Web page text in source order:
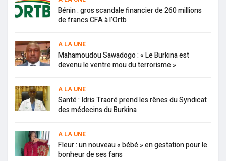
Bénin : gros scandale financier de 260 millions
de francs CFA à l’Ortb
A LA UNE
Mahamoudou Sawadogo : « Le Burkina est
devenu le ventre mou du terrorisme »
A LA UNE
Santé : Idris Traoré prend les rênes du Syndicat
des médecins du Burkina
A LA UNE
Fleur : un nouveau « bébé » en gestation pour le
bonheur de ses fans